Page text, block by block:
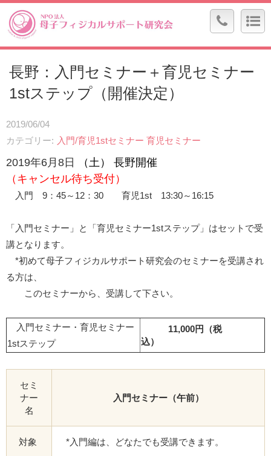
長野：入門セミナー＋育児セミナー
1stステップ（開催決定）
2019/06/04
カテゴリー
入門/育児1stセミナー 育児セミナー
2019年6月8日 （土） 長野開催
（キャンセル待ち受付）
入門 9：45～12：30 育児1st 13:30～16:15
「入門セミナー」と「育児セミナー1stステップ」はセットで受
講となります。
*初めて母子フィジカルサポート研究会のセミナーを受講され
る方は、
このセミナーから、受講して下さい。
入門セミナー・育児セミナー
1stステップ
11,000円（税
込）
セミ
ナー
名
入門セミナー（午前）
対象 *入門編は、どなたでも受講できます。